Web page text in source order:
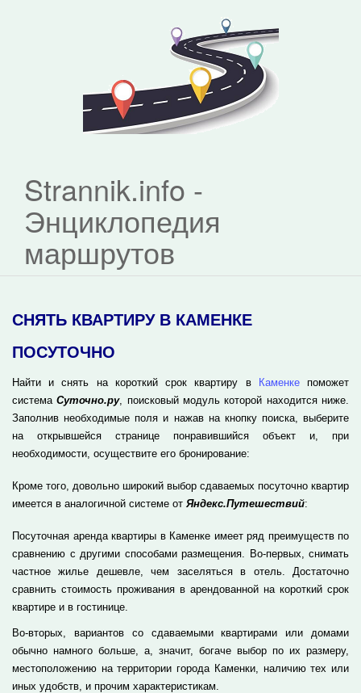
Strannik.info -
Энциклопедия
маршрутов
СНЯТЬ КВАРТИРУ В КАМЕНКЕ
ПОСУТОЧНО
Найти и снять на короткий срок квартиру в Каменкепоможет
системаСуточно.ру, поисковый модуль которой находится ниже.
Заполнив необходимые поля и нажав на кнопку поиска, выберите
на открывшейся странице понравившийся объект и, при
необходимости, осуществите его бронирование:
Кроме того, довольно широкий выбор сдаваемых посуточно квартир
имеется в аналогичной системе от Яндекс.Путешествий:
Посуточная аренда квартиры в Каменке имеет ряд преимуществ по
сравнению с другими способами размещения. Во-первых, снимать
частное жилье дешевле, чем заселяться в отель. Достаточно
сравнить стоимость проживания в арендованной на короткий срок
квартире и в гостинице.
Во-вторых, вариантов со сдаваемыми квартирами или домами
обычно намного больше, а, значит, богаче выбор по их размеру,
местоположению на территории города Каменки, наличию тех или
иных удобств, и прочим характеристикам.